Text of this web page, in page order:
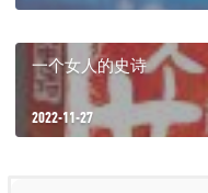
一个女人的史诗
2022-11-27